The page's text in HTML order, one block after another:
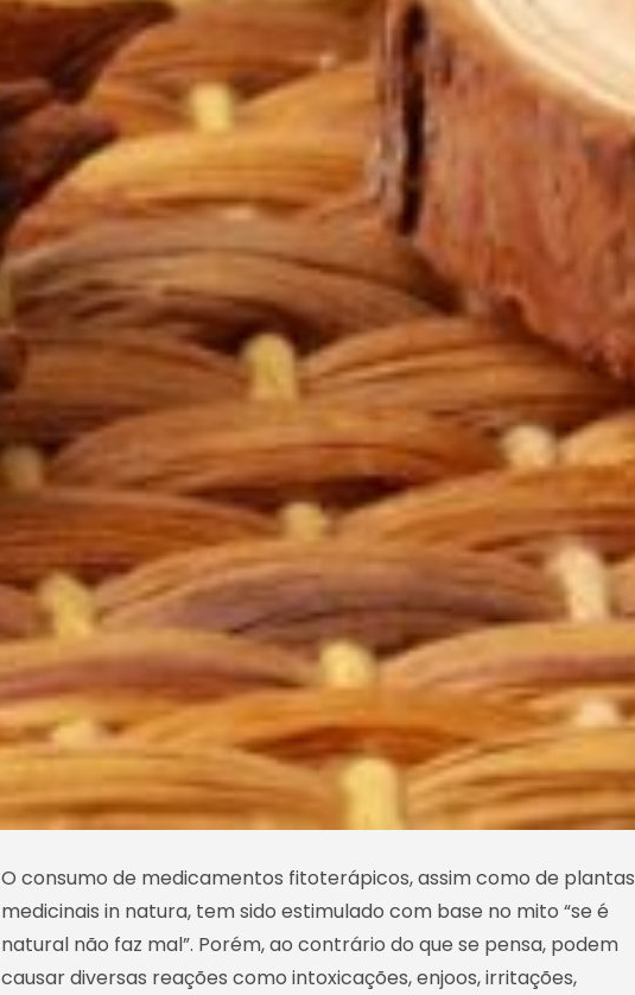
O consumo de medicamentos fitoterápicos, assim como de plantas
medicinais in natura, tem sido estimulado com base no mito “se é
natural não faz mal”. Porém, ao contrário do que se pensa, podem
causar diversas reações como intoxicações, enjoos, irritações,